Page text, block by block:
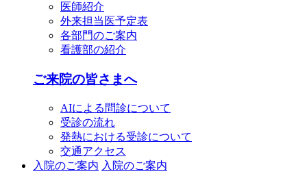
医師紹介
外来担当医予定表
各部門のご案内
看護部の紹介
ご来院の皆さまへ
AIによる問診について
受診の流れ
発熱における受診について
交通アクセス
入院のご案内 入院のご案内